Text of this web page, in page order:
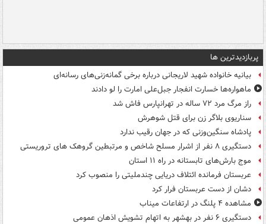
پربازدیدترین ها
بیانیه خانواده شهید لاریجانی درباره برخی گمانه‌زنی‌های رسانه‌ای
ماهواره‌ها خسارت انفجار جبل‌علی امارت را لو دادند
راز مرگ مرد ۷۲ ساله در تهرانپارس فاش شد
سناریوی بلاگر زن برای قتل شوهرش
پادشاه سنگین‌وزنی که در جهان رقیب ندارد
دستگیری ۸ نفر از اشرار مسلح شاخص و مرتبطین گروهک های تروریستی
موج بارش‌های تابستانه در راه ۱۱ استان
عربستان فرمانده ائتلاف دریایی چندملیتی را منصوب کرد
دشان از دست عربستان فرار کرد
مشاهده ۴ پلنگ در ارتفاعات میناب
دستگیری ۶ نفر در بهشهر به اتهام تشویش اذهان عمومی